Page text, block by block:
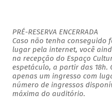
PRÉ-RESERVA ENCERRADA
Caso não tenha conseguido
lugar pela internet, você
na recepção do Espaço
espetáculo, a partir das 18h.
apenas um ingresso com
número de ingressos
máxima do auditório.